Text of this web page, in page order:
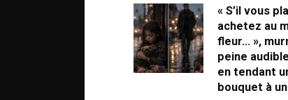
« S’il vous
achetez au
fleur… »,
peine
en tendant
bouquet à